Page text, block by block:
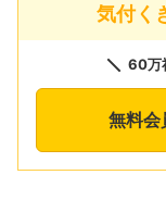
気付く
60万
無料会